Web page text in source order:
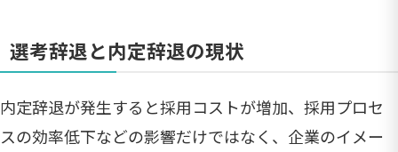
選考辞退と内定辞退の現状
内定辞退が発生すると採用コストが増加、採用プロセ
スの効率低下などの影響だけではなく、企業のイメー